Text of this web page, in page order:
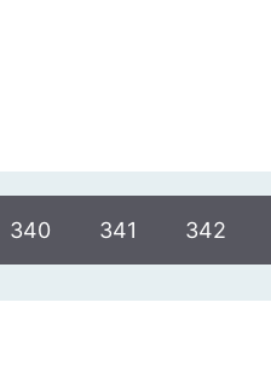
340 341 342